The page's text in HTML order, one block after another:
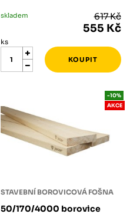
skladem 617 Kč
555 Kč
ks
STAVEBNÍ BOROVICOVÁ FOŠNA
50/170/4000 borovice
-10%
AKCE